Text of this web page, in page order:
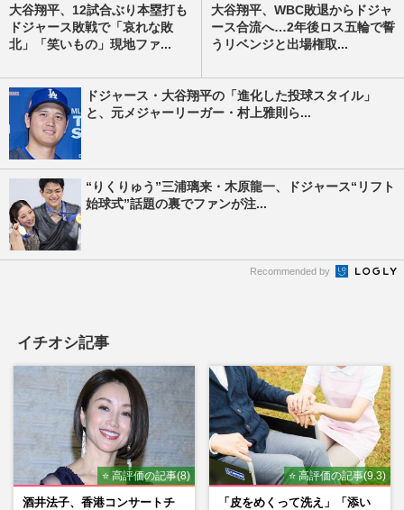
大谷翔平、12試合ぶり本塁打も
ドジャース敗戦で「哀れな敗
北」「笑いもの」現地ファ...
大谷翔平、WBC敗退からドジャ
ース合流へ…2年後ロス五輪で誓
うリベンジと出場権取...
ドジャース・大谷翔平の「進化した投球スタイル」
と、元メジャーリーガー・村上雅則ら...
“りくりゅう”三浦璃来・木原龍一、ドジャース“リフト
始球式”話題の裏でファンが注...
Recommended by
イチオシ記事
⭐ 高評価の記事(8)
酒井法子、香港コンサートチ
⭐ 高評価の記事(9.3)
「皮をめくって洗え」「添い